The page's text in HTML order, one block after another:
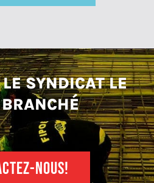
SYNDICAT LE
NOUS!